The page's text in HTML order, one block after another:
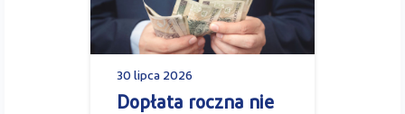
30 lipca 2026
Dopłata roczna nie